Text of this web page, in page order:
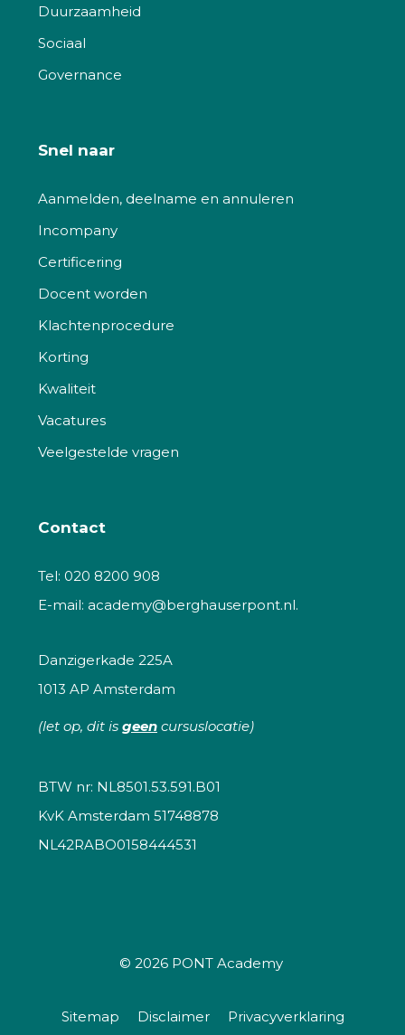
Duurzaamheid
Sociaal
Governance
Snel naar
Aanmelden, deelname en annuleren
Incompany
Certificering
Docent worden
Klachtenprocedure
Korting
Kwaliteit
Vacatures
Veelgestelde vragen
Contact
Tel: 020 8200 908
E-mail: academy@berghauserpont.nl.
Danzigerkade 225A
1013 AP Amsterdam
(let op, dit is geen cursuslocatie)
BTW nr: NL8501.53.591.B01
KvK Amsterdam 51748878
NL42RABO0158444531
© 2026 PONT Academy
Sitemap Disclaimer Privacyverklaring